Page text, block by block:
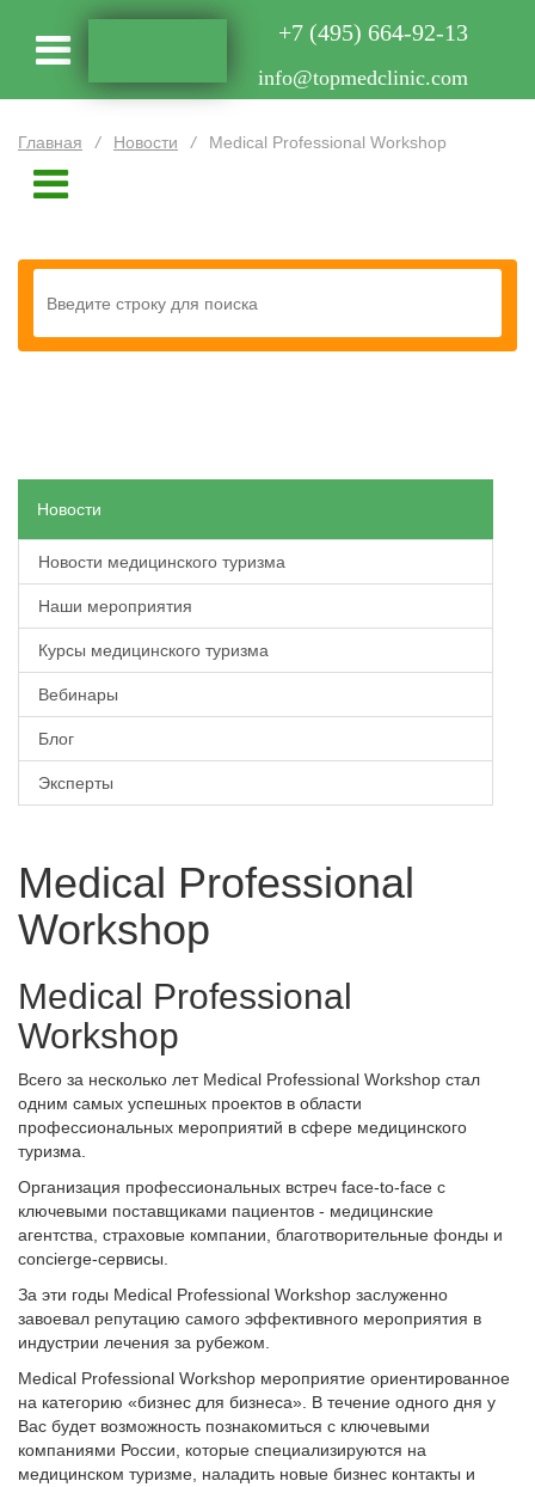
+7 (495) 664-92-13
info@topmedclinic.com
Главная / Новости / Medical Professional Workshop
Новости
Новости медицинского туризма
Наши мероприятия
Курсы медицинского туризма
Вебинары
Блог
Эксперты
Medical Professional
Workshop
Medical Professional
Workshop
Всего за несколько лет Medical Professional Workshop стал
одним самых успешных проектов в области
профессиональных мероприятий в сфере медицинского
туризма.
Организация профессиональных встреч face-to-face с
ключевыми поставщиками пациентов - медицинские
агентства, страховые компании, благотворительные фонды и
concierge-сервисы.
За эти годы Medical Professional Workshop заслуженно
завоевал репутацию самого эффективного мероприятия в
индустрии лечения за рубежом.
Medical Professional Workshop мероприятие ориентированное
на категорию «бизнес для бизнеса». В течение одного дня у
Вас будет возможность познакомиться с ключевыми
компаниями России, которые специализируются на
медицинском туризме, наладить новые бизнес контакты и